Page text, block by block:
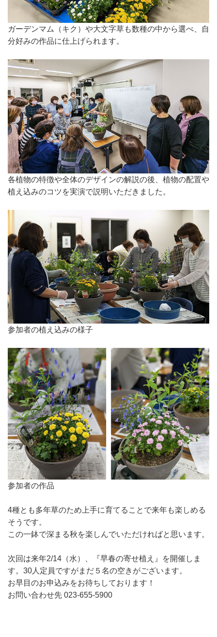
ガーデンマム（キク）や大文字草も数種の中から選べ、自
分好みの作品に仕上げられます。
各植物の特徴や全体のデザインの解説の後、植物の配置や
植え込みのコツを実演で説明いただきました。
参加者の植え込みの様子
参加者の作品
4種とも多年草のため上手に育てることで来年も楽しめる
そうです。
この一鉢で深まる秋を楽しんでいただければと思います。
次回は来年2/14（水）、『早春の寄せ植え』を開催しま
す。30人定員ですがまだ５名の空きがございます。
お早目のお申込みをお待ちしております！
お問い合わせ先 023-655-5900